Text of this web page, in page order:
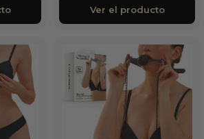
Ver el producto